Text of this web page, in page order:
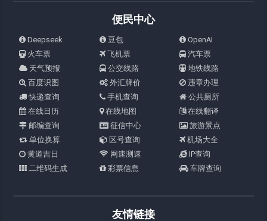
便民中心
Deepseek 豆包
OpenAI
火车票
飞机票
汽车票
天气预报
公交线路
地铁线路
百度识图
外汇牌价
违章办理
快递查询
手机查询
公共厕所
在线日历
在线地图
在线翻译
邮编查询
征信中心
旅游景点
单位换算
区号查询
机场大全
黄道吉日
网速测速
IP查询
二维码生成
彩票信息 车牌查询
友情链接